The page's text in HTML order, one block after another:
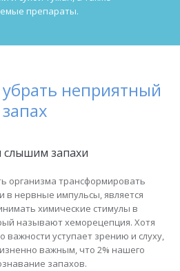
препараты.
неприятный
запах
слышим запахи
организма трансформировать
в нервные импульсы, является
химические стимулы в
называют хеморецепция. Хотя
важности уступает зрению и слуху,
важным, что 2% нашего
запахов.